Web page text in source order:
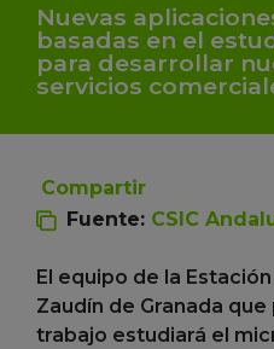
Nuevas
basadas en el
para desarrollar
servicios
Compartir
Fuente: CSIC
El equipo de la
Zaudín de Granada
trabajo estudiará el